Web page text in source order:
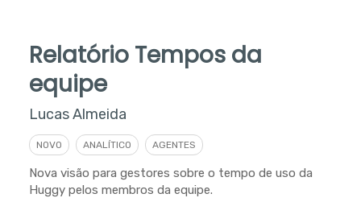
Relatório Tempos da
equipe
Lucas Almeida
NOVO ANALÍTICO AGENTES
Nova visão para gestores sobre o tempo de uso da
Huggy pelos membros da equipe.